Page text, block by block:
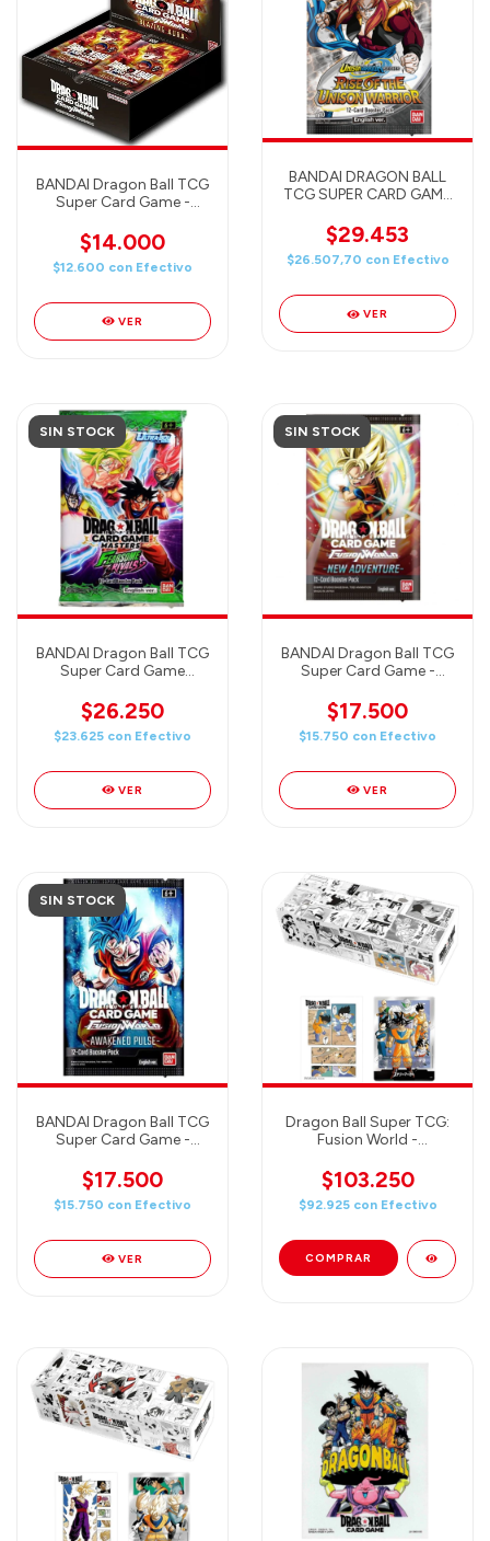
BANDAI Dragon Ball TCG
Super Card Game -
Aura Booster Pack
(FB02) English
$14.000
$12.600 con Efectivo
VER
BANDAI DRAGON BALL
TCG SUPER CARD GAME
Warrior (B10) - ENGLISH
$29.453
$26.507,70 con Efectivo
VER
SIN STOCK
BANDAI Dragon Ball TCG
Super Card Game
Rivals (B29) ENGLISH
$26.250
$23.625 con Efectivo
VER
SIN STOCK
BANDAI Dragon Ball TCG
Super Card Game -
Adventure Booster Pack
(FB05) English
$17.500
$15.750 con Efectivo
VER
SIN STOCK
BANDAI Dragon Ball TCG
Super Card Game -
Awakened Pulse Booster
Pack (FB01) English
$17.500
$15.750 con Efectivo
VER
Dragon Ball Super TCG:
Fusion World -
Accessories Set
$103.250
$92.925 con Efectivo